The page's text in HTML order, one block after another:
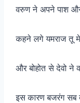
वरुण ने अपने पाश
कहने लगे यमराज तू
और बोहोत से देवो ने
इस कारण बजरंग सब